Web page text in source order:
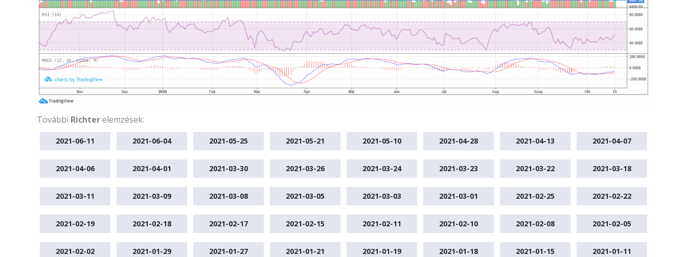
További Richterelemzések:
2021-06-11 2021-06-04 2021-05-25 2021-05-21 2021-05-10 2021-04-28 2021-04-13 2021-04-07
2021-04-06 2021-04-01 2021-03-30 2021-03-26 2021-03-24 2021-03-23 2021-03-22 2021-03-18
2021-03-11 2021-03-09 2021-03-08 2021-03-05 2021-03-03 2021-03-01 2021-02-25 2021-02-22
2021-02-19 2021-02-18 2021-02-17 2021-02-15 2021-02-11 2021-02-10 2021-02-08 2021-02-05
2021-02-02 2021-01-29 2021-01-27 2021-01-21 2021-01-19 2021-01-18 2021-01-15 2021-01-11